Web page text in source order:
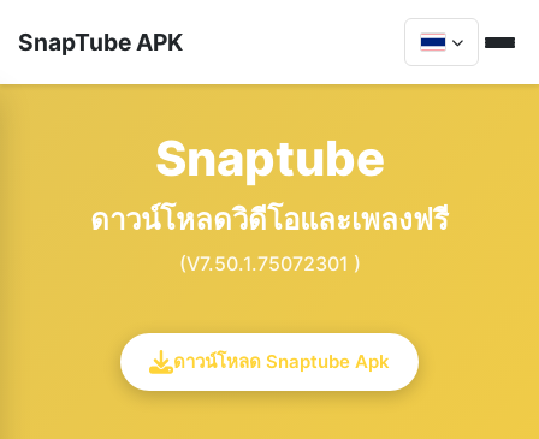
SnapTube APK
Snaptube
ดาวน์โหลดวิดีโอและเพลงฟรี
(V7.50.1.75072301 )
ดาวน์โหลด Snaptube Apk